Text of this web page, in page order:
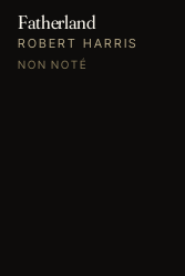
Fatherland
ROBERT HARRIS
NON NOTÉ